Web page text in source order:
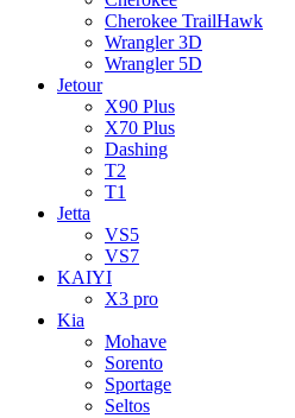
Cherokee TrailHawk
Wrangler 3D
Wrangler 5D
Jetour
X90 Plus
X70 Plus
Dashing
T2
T1
Jetta
VS5
VS7
KAIYI
X3 pro
Kia
Mohave
Sorento
Sportage
Seltos